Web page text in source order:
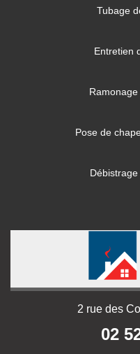
Tubage
Entretien
Pose de
2 rue des
02